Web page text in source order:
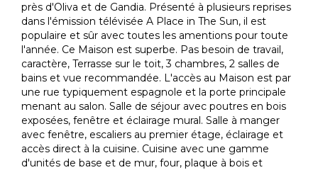
près d'Oliva et de Gandia. Présenté à plusieurs reprises
dans l'émission télévisée A Place in The Sun, il est
populaire et sûr avec toutes les amentions pour toute
l'année. Ce Maison est superbe. Pas besoin de travail,
caractère, Terrasse sur le toit, 3 chambres, 2 salles de
bains et vue recommandée. L'accès au Maison est par
une rue typiquement espagnole et la porte principale
menant au salon. Salle de séjour avec poutres en bois
exposées, fenêtre et éclairage mural. Salle à manger
avec fenêtre, escaliers au premier étage, éclairage et
accès direct à la cuisine. Cuisine avec une gamme
d'unités de base et de mur, four, plaque à bois et